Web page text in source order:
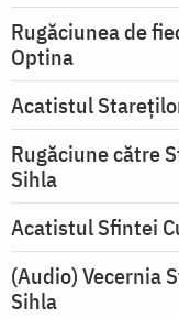
Rugăciunea de
Optina
Acatistul
Rugăciune către
Sihla
Acatistul Sfintei
(Audio) Vecernia
Sihla